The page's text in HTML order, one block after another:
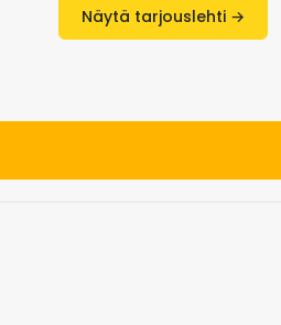
Näytä tarjouslehti →